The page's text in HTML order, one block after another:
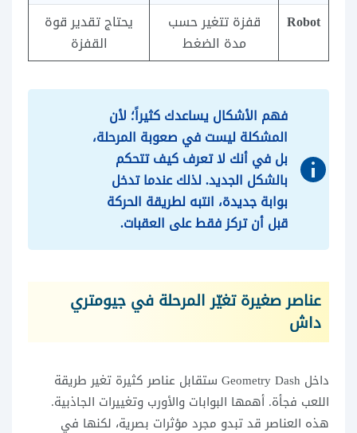
Robot
قفزة تتغير حسب
مدة الضغط
يحتاج تقدير قوة
القفزة
فهم الأشكال يساعدك كثيراً؛ لأن
المشكلة ليست في صعوبة المرحلة،
بل في أنك لا تعرف كيف تتحكم
بالشكل الجديد. لذلك عندما تدخل
بوابة جديدة، انتبه لطريقة الحركة
قبل أن تركز فقط على العقبات.
عناصر صغيرة تغيّر المرحلة في جيومتري
داش
داخل Geometry Dash ستقابل عناصر كثيرة تغير طريقة
اللعب فجأة. أهمها البوابات والأورب وتغييرات الجاذبية.
هذه العناصر قد تبدو مجرد مؤثرات بصرية، لكنها في